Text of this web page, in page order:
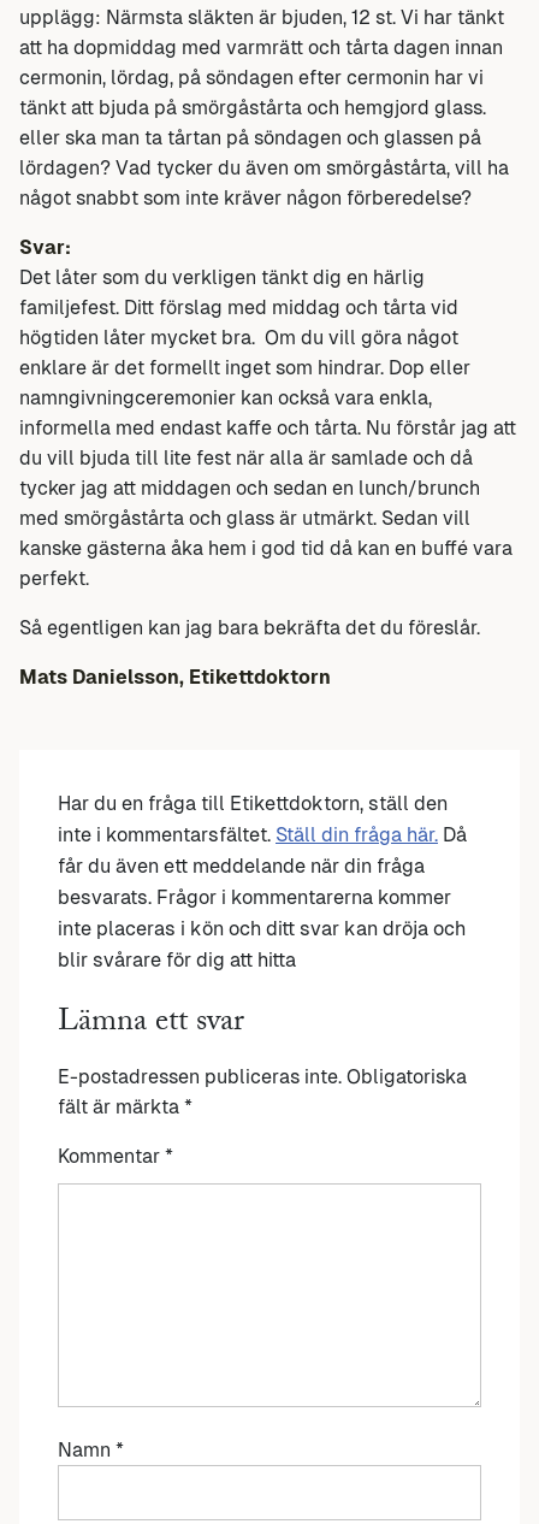
upplägg: Närmsta släkten är bjuden, 12 st. Vi har tänkt
att ha dopmiddag med varmrätt och tårta dagen innan
cermonin, lördag, på söndagen efter cermonin har vi
tänkt att bjuda på smörgåstårta och hemgjord glass.
eller ska man ta tårtan på söndagen och glassen på
lördagen? Vad tycker du även om smörgåstårta, vill ha
något snabbt som inte kräver någon förberedelse?
Svar:
Det låter som du verkligen tänkt dig en härlig
familjefest. Ditt förslag med middag och tårta vid
högtiden låter mycket bra. Om du vill göra något
enklare är det formellt inget som hindrar. Dop eller
namngivningceremonier kan också vara enkla,
informella med endast kaffe och tårta. Nu förstår jag att
du vill bjuda till lite fest när alla är samlade och då
tycker jag att middagen och sedan en lunch/brunch
med smörgåstårta och glass är utmärkt. Sedan vill
kanske gästerna åka hem i god tid då kan en buffé vara
perfekt.
Så egentligen kan jag bara bekräfta det du föreslår.
Mats Danielsson, Etikettdoktorn
Har du en fråga till Etikettdoktorn, ställ den
inte i kommentarsfältet. Ställ din fråga här. Då
får du även ett meddelande när din fråga
besvarats. Frågor i kommentarerna kommer
inte placeras i kön och ditt svar kan dröja och
blir svårare för dig att hitta
Lämna ett svar
E-postadressen publiceras inte. Obligatoriska
fält är märkta *
Kommentar *
Namn *